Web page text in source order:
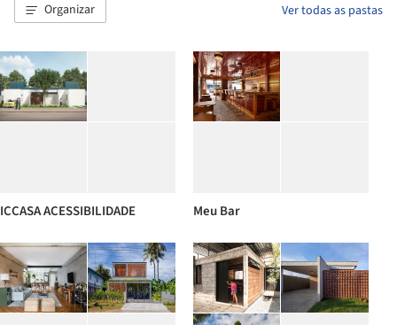
Organizar Ver todas as pastas
ICCASA ACESSIBILIDADE Meu Bar